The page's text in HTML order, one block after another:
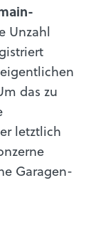
Unzahl
das zu
letztlich
Garagen-